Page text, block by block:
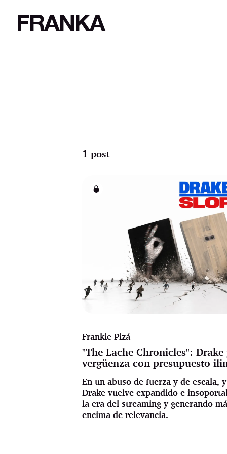
FRANKA
1 post
Frankie Pizá
"The Lache Chronicles":
vergüenza con presupuesto
En un abuso de fuerza y de escala,
Drake vuelve expandido e
la era del streaming y generando
encima de relevancia.